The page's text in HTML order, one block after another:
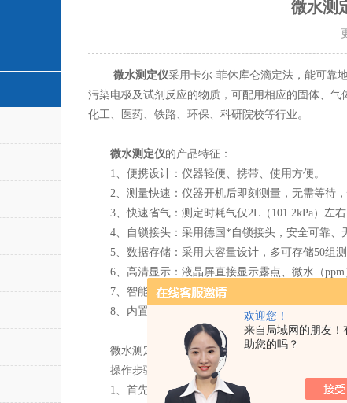
欢迎您！
来自局域网的朋友！
助您的吗？
微水测
微水测定仪采用卡尔-菲休库仑滴定法，能可靠
污染电极及试剂反应的物质，可配用相应的固体、
化工、医药、铁路、环保、科研院校等行业。
微水测定仪的产品特征：
1、便携设计：仪器轻便、携带、使用方便。
2、测量快速：仪器开机后即刻测量，无需等待，
3、快速省气：测定时耗气仅2L（101.2kPa）左右
4、自锁接头：采用德国*自锁接头，安全可靠、
5、数据存储：采用大容量设计，多可存储50组测
6、高清显示：液晶屏直接显示露点、微水（ppm
7、智能接口：配备RS232接口，可与串口打印机
8、内置电源：内置大容量可充锂电池，一次充足
微水测定仪的现场测试：
操作步骤：
1、首先打开电源，让仪器进行自动校准，约五分